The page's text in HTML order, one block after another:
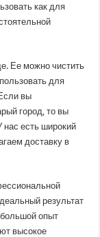
как для
Ее можно чистить
для
вы
город, то вы
нас есть широкий
доставку в
результат
опыт
высокое